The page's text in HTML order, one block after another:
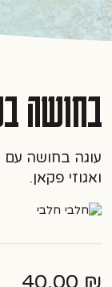
בחושה
עוגה בחושה
ואגוזי פקאן.
חלבי